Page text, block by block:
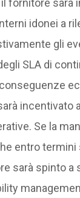
idonei a
gli
SLA di
incentivato
Se la
entro termini
sarà spinto a